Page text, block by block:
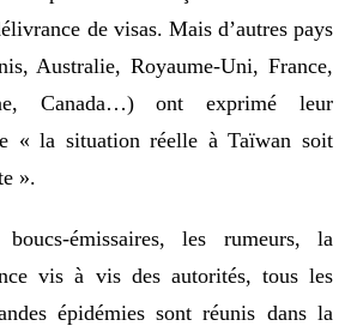
de visas. Mais d’autres pays
Australie, Royaume-Uni, France,
Canada…) ont exprimé leur
« la situation réelle à Taïwan soit
».
émissaires, les rumeurs, la
vis à vis des autorités, tous les
épidémies sont réunis dans la